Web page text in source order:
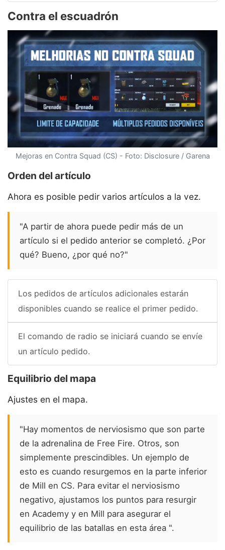
Contra el escuadrón
Mejoras en Contra Squad (CS) - Foto: Disclosure / Garena
Orden del artículo
Ahora es posible pedir varios artículos a la vez.
"A partir de ahora puede pedir más de un
artículo si el pedido anterior se completó. ¿Por
qué? Bueno, ¿por qué no?"
Los pedidos de artículos adicionales estarán
disponibles cuando se realice el primer pedido.
El comando de radio se iniciará cuando se envíe
un artículo pedido.
Equilibrio del mapa
Ajustes en el mapa.
"Hay momentos de nerviosismo que son parte
de la adrenalina de Free Fire. Otros, son
simplemente prescindibles. Un ejemplo de
esto es cuando resurgemos en la parte inferior
de Mill en CS. Para evitar el nerviosismo
negativo, ajustamos los puntos para resurgir
en Academy y en Mill para asegurar el
equilibrio de las batallas en esta área ".